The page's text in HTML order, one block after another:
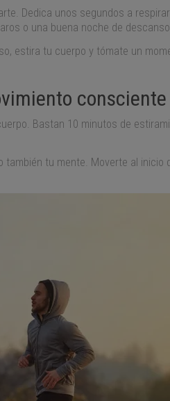
Dedica unos segundos a
o una buena noche de descanso.
estira tu cuerpo y tómate un
consciente
Bastan 10 minutos de
tu mente. Moverte al